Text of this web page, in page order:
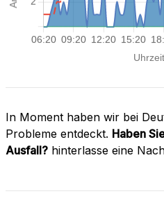
In Moment haben wir bei
Probleme entdeckt. Haben
Ausfall? hinterlasse eine